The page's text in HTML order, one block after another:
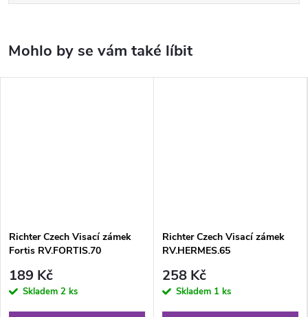
Richter Czech Visací zámek
Fortis RV.FORTIS.70
189 Kč
Skladem 2 ks
Richter Czech Visací zámek
RV.HERMES.65
258 Kč
Skladem 1 ks